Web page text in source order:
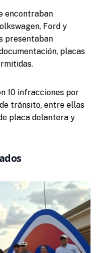
encontraban
Ford y
presentaban
placas
10 infracciones por
tránsito, entre ellas
placa delantera y